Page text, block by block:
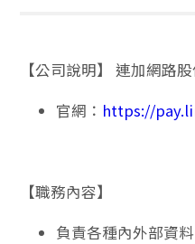
【公司說明】 連加網路
官網： https://
【職務內容】
負責各種內外部資